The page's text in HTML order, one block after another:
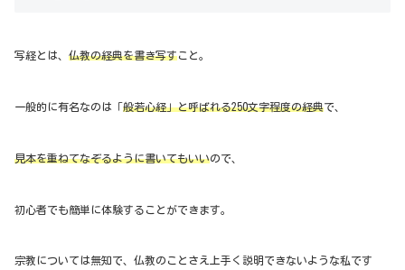
写経とは、 仏教の経典を書き写すこと。
一般的に有名なのは「般若心経」と呼ばれる250文字程度の経典で、
見本を重ねてなぞるように書いてもいいので、
初心者でも簡単に体験することができます。
宗教については無知で、仏教のことさえ上手く説明できないような私です